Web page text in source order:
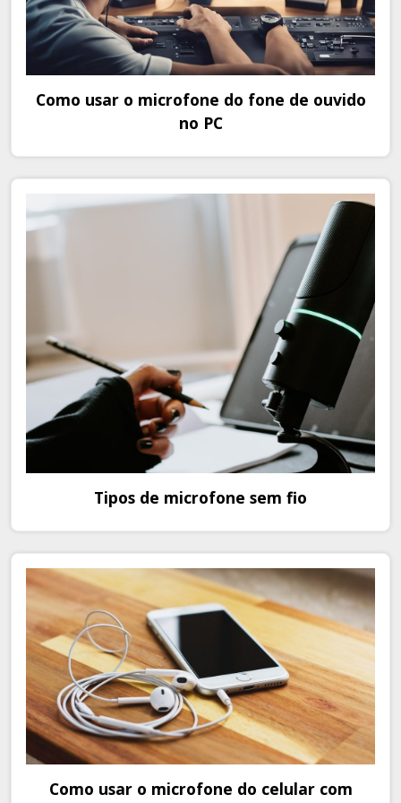
Como usar o microfone do fone de ouvido
no PC
Tipos de microfone sem fio
Como usar o microfone do celular com